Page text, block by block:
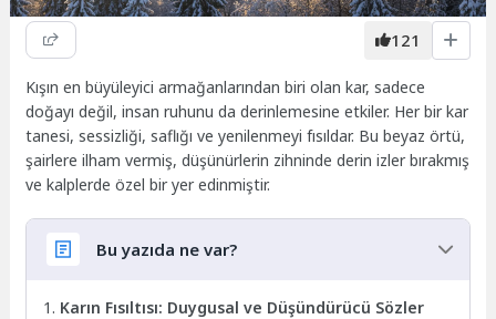
121
Kışın en büyüleyici armağanlarından biri olan kar, sadece
doğayı değil, insan ruhunu da derinlemesine etkiler. Her bir kar
tanesi, sessizliği, saflığı ve yenilenmeyi fısıldar. Bu beyaz örtü,
şairlere ilham vermiş, düşünürlerin zihninde derin izler bırakmış
ve kalplerde özel bir yer edinmiştir.
Bu yazıda ne var?
Karın Fısıltısı: Duygusal ve Düşündürücü Sözler